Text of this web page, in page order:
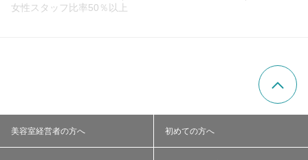
女性スタッフ比率50％以上
美容室経営者の方へ 初めての方へ